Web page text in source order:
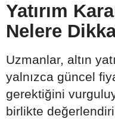
Yatırım
Nelere
Uzmanlar, altın
yalnızca güncel
gerektiğini
birlikte